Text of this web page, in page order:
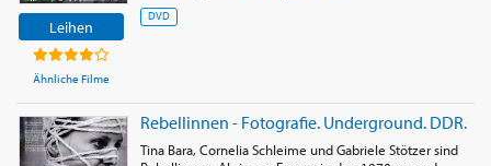
Leihen
Ähnliche Filme
DVD
Rebellinnen - Fotografie. Underground. DDR.
Tina Bara, Cornelia Schleime und Gabriele Stötzer sind